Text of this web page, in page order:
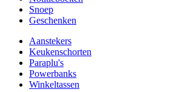
Snoep
Geschenken
Aanstekers
Keukenschorten
Paraplu's
Powerbanks
Winkeltassen